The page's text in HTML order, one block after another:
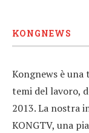
KONGNEWS
Kongnews è
temi del lavoro,
2013. La nostra
KONGTV, una